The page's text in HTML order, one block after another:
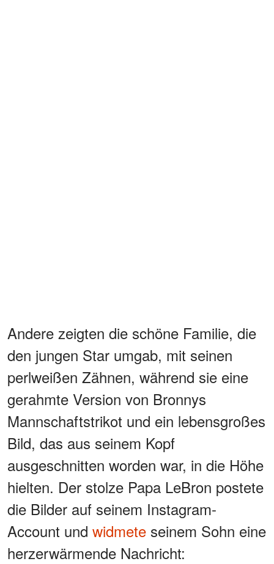
Andere zeigten die schöne Familie, die
den jungen Star umgab, mit seinen
perlweißen Zähnen, während sie eine
gerahmte Version von Bronnys
Mannschaftstrikot und ein lebensgroßes
Bild, das aus seinem Kopf
ausgeschnitten worden war, in die Höhe
hielten. Der stolze Papa LeBron postete
die Bilder auf seinem Instagram-
Account und widmete seinem Sohn eine
herzerwärmende Nachricht: